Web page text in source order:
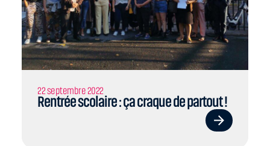
22 septembre 2022
Rentrée scolaire : ça craque de partout !